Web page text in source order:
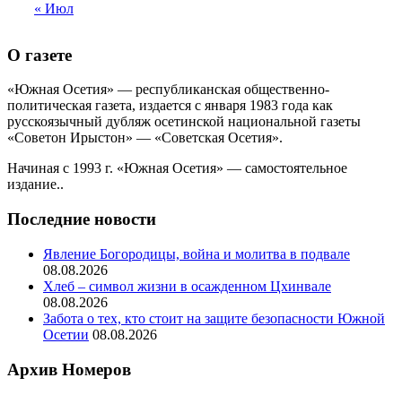
« Июл
О газете
«Южная Осетия» — республиканская общественно-
политическая газета, издается с января 1983 года как
русскоязычный дубляж осетинской национальной газеты
«Советон Ирыстон» — «Советская Осетия».
Начиная с 1993 г. «Южная Осетия» — самостоятельное
издание..
Последние новости
Явление Богородицы, война и молитва в подвале
08.08.2026
Хлеб – символ жизни в осажденном Цхинвале
08.08.2026
Забота о тех, кто стоит на защите безопасности Южной
Осетии 08.08.2026
Архив Номеров